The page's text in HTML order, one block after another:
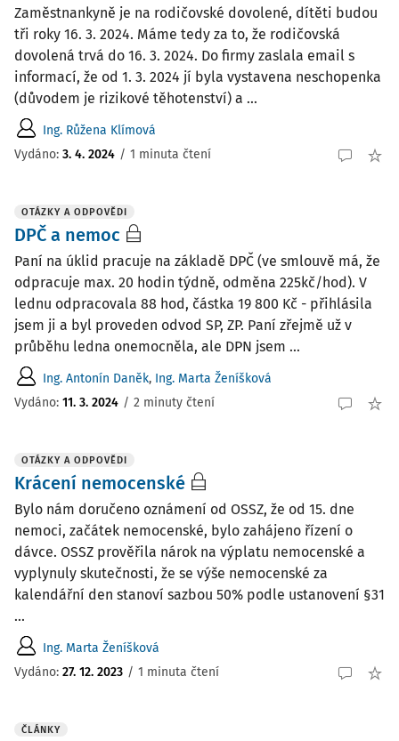
Zaměstnankyně je na rodičovské dovolené, dítěti budou
tři roky 16. 3. 2024. Máme tedy za to, že rodičovská
dovolená trvá do 16. 3. 2024. Do firmy zaslala email s
informací, že od 1. 3. 2024 jí byla vystavena neschopenka
(důvodem je rizikové těhotenství) a ...
Ing. Růžena Klímová
Vydáno: 3. 4. 2024 / 1 minuta čtení
OTÁZKY A ODPOVĚDI
DPČ a nemoc
Paní na úklid pracuje na základě DPČ (ve smlouvě má, že
odpracuje max. 20 hodin týdně, odměna 225kč/hod). V
lednu odpracovala 88 hod, částka 19 800 Kč - přihlásila
jsem ji a byl proveden odvod SP, ZP. Paní zřejmě už v
průběhu ledna onemocněla, ale DPN jsem ...
Ing. Antonín Daněk, Ing. Marta Ženíšková
Vydáno: 11. 3. 2024 / 2 minuty čtení
OTÁZKY A ODPOVĚDI
Krácení nemocenské
Bylo nám doručeno oznámení od OSSZ, že od 15. dne
nemoci, začátek nemocenské, bylo zahájeno řízení o
dávce. OSSZ prověřila nárok na výplatu nemocenské a
vyplynuly skutečnosti, že se výše nemocenské za
kalendářní den stanoví sazbou 50% podle ustanovení §31
...
Ing. Marta Ženíšková
Vydáno: 27. 12. 2023 / 1 minuta čtení
ČLÁNKY